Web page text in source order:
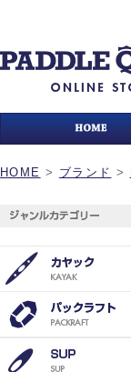
HOME > ブランド >